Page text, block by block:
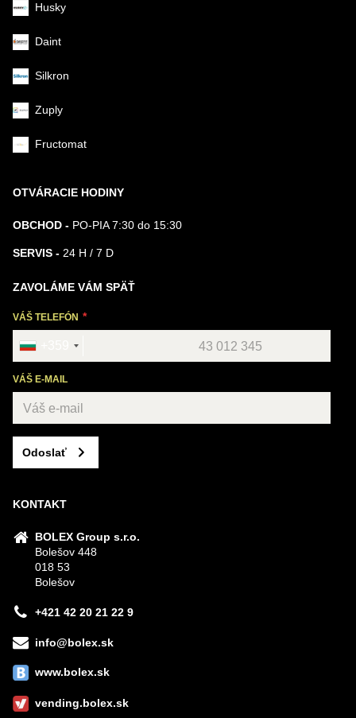
Husky
Daint
Silkron
Zuply
Fructomat
OTVÁRACIE HODINY
OBCHOD - PO-PIA 7:30 do 15:30
SERVIS - 24 H / 7 D
ZAVOLÁME VÁM SPÄŤ
VÁŠ TELEFÓN
VÁŠ E-MAIL
Odoslať
KONTAKT
BOLEX Group s.r.o.
Bolešov 448
018 53
Bolešov
+421 42 20 21 22 9
info@bolex.sk
www.bolex.sk
vending.bolex.sk